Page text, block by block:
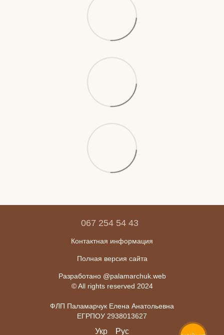
067 254 54 43
Контактная информация
Полная версия сайта
Разработано @palamarchuk.web
© All rights reserved 2024
ФЛП Паламарчук Елена Анатольевна
ЕГРПОУ 2938013627
Укр Рус